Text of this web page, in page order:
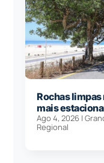
Rochas
mais
Ago 4, 2026 |
Regional